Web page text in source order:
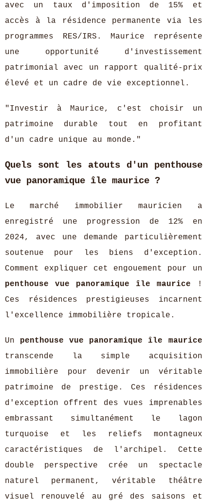
avec un taux d'imposition de 15% et
accès à la résidence permanente via les
programmes RES/IRS. Maurice représente
une opportunité d'investissement
patrimonial avec un rapport qualité-prix
élevé et un cadre de vie exceptionnel.
"Investir à Maurice, c'est choisir un
patrimoine durable tout en profitant
d'un cadre unique au monde."
Quels sont les atouts d'un penthouse
vue panoramique île maurice ?
Le marché immobilier mauricien a
enregistré une progression de 12% en
2024, avec une demande particulièrement
soutenue pour les biens d'exception.
Comment expliquer cet engouement pour un
penthouse vue panoramique île maurice !
Ces résidences prestigieuses incarnent
l'excellence immobilière tropicale.
Un penthouse vue panoramique île maurice
transcende la simple acquisition
immobilière pour devenir un véritable
patrimoine de prestige. Ces résidences
d'exception offrent des vues imprenables
embrassant simultanément le lagon
turquoise et les reliefs montagneux
caractéristiques de l'archipel. Cette
double perspective crée un spectacle
naturel permanent, véritable théâtre
visuel renouvelé au gré des saisons et